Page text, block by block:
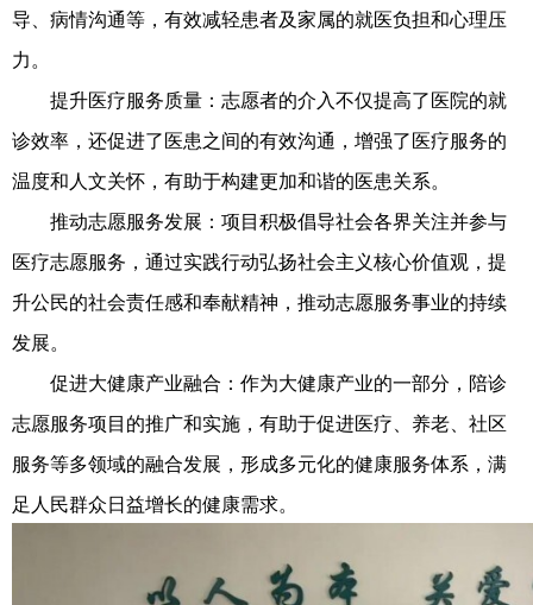
导、病情沟通等，有效减轻患者及家属的就医负担和心理压
力。
提升医疗服务质量：志愿者的介入不仅提高了医院的就
诊效率，还促进了医患之间的有效沟通，增强了医疗服务的
温度和人文关怀，有助于构建更加和谐的医患关系。
推动志愿服务发展：项目积极倡导社会各界关注并参与
医疗志愿服务，通过实践行动弘扬社会主义核心价值观，提
升公民的社会责任感和奉献精神，推动志愿服务事业的持续
发展。
促进大健康产业融合：作为大健康产业的一部分，陪诊
志愿服务项目的推广和实施，有助于促进医疗、养老、社区
服务等多领域的融合发展，形成多元化的健康服务体系，满
足人民群众日益增长的健康需求。